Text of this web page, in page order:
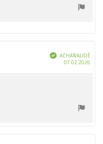
VérifiéACHAT VALIDÉ
07.02.2026